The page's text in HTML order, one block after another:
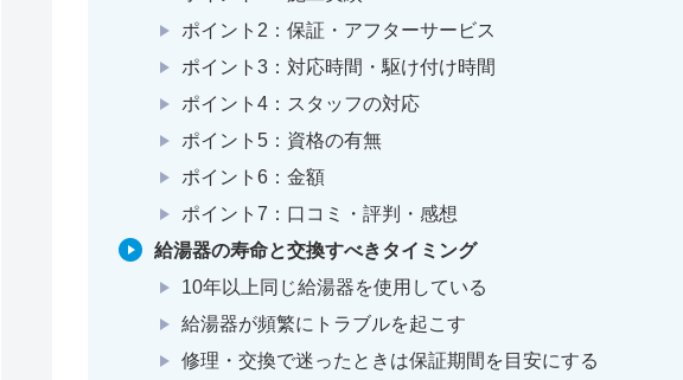
ポイント2：保証・アフターサービス
ポイント3：対応時間・駆け付け時間
ポイント4：スタッフの対応
ポイント5：資格の有無
ポイント6：金額
ポイント7：口コミ・評判・感想
給湯器の寿命と交換すべきタイミング
10年以上同じ給湯器を使用している
給湯器が頻繁にトラブルを起こす
修理・交換で迷ったときは保証期間を目安にする